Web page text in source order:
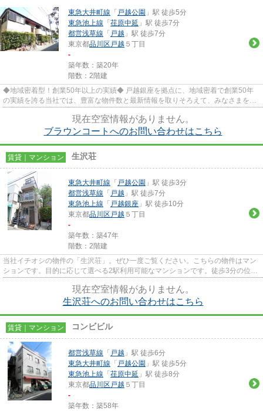
東急大井町線 「 戸越公園 」駅 徒歩5分
東急池上線 「 荏原中延 」駅 徒歩7分
都営浅草線 「 戸越 」駅 徒歩7分
東京都品川区 戸越 ５丁目
-
築年数：築20年
階数：2階建
◆地域密着型！創業50年以上の実績◆ 戸越銀座を拠点に、地域密着で創業50年
の実績を誇る当社では、豊富な物件数と最新情報を取りそろえて、みなさまをお
現在空室情報がありません。
ブラウンコートへのお問い合わせはこちら
賃貸｜マンション 生沢荘
東急大井町線 「 戸越公園 」駅 徒歩3分
都営浅草線 「 戸越 」駅 徒歩7分
東急池上線 「 戸越銀座 」駅 徒歩10分
東京都品川区 戸越 ５丁目
-
築年数：築47年
階数：2階建
当社イチオシの物件の「生沢荘」。ぜひ一度ご覧ください。こちらの物件はマン
ションです。目的に応じて選べる2駅利用可能なマンションです。徒歩3分の位置
現在空室情報がありません。
生沢荘へのお問い合わせはこちら
賃貸｜マンション コンビビル
都営浅草線 「 戸越 」駅 徒歩6分
東急大井町線 「 戸越公園 」駅 徒歩5分
東急池上線 「 荏原中延 」駅 徒歩8分
東京都品川区 戸越 ５丁目
-
築年数：築58年